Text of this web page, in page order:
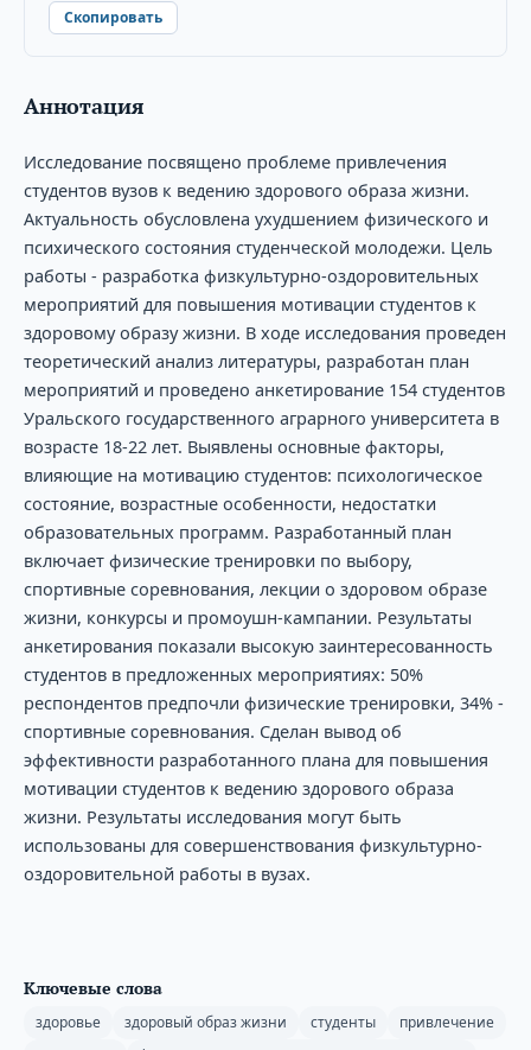
Скопировать
Аннотация
Исследование посвящено проблеме привлечения
студентов вузов к ведению здорового образа жизни.
Актуальность обусловлена ухудшением физического и
психического состояния студенческой молодежи. Цель
работы - разработка физкультурно-оздоровительных
мероприятий для повышения мотивации студентов к
здоровому образу жизни. В ходе исследования проведен
теоретический анализ литературы, разработан план
мероприятий и проведено анкетирование 154 студентов
Уральского государственного аграрного университета в
возрасте 18-22 лет. Выявлены основные факторы,
влияющие на мотивацию студентов: психологическое
состояние, возрастные особенности, недостатки
образовательных программ. Разработанный план
включает физические тренировки по выбору,
спортивные соревнования, лекции о здоровом образе
жизни, конкурсы и промоушн-кампании. Результаты
анкетирования показали высокую заинтересованность
студентов в предложенных мероприятиях: 50%
респондентов предпочли физические тренировки, 34% -
спортивные соревнования. Сделан вывод об
эффективности разработанного плана для повышения
мотивации студентов к ведению здорового образа
жизни. Результаты исследования могут быть
использованы для совершенствования физкультурно-
оздоровительной работы в вузах.
Ключевые слова
здоровье здоровый образ жизни студенты
привлечение